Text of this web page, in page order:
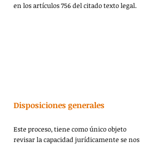
en los artículos 756 del citado texto legal.
Disposiciones generales
Este proceso, tiene como único objeto
revisar la capacidad jurídicamente se nos